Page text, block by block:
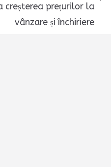
creșterea prețurilor la
vânzare și închiriere